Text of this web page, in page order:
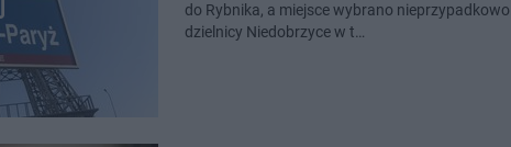
do Rybnika, a miejsce wybrano
dzielnicy Niedobrzyce w t…